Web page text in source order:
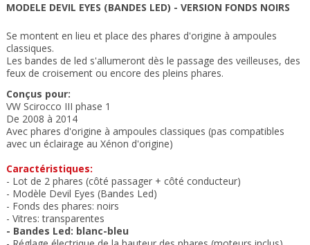
MODELE DEVIL EYES (BANDES LED) - VERSION FONDS NOIRS
Se montent en lieu et place des phares d'origine à ampoules
classiques.
Les bandes de led s'allumeront dès le passage des veilleuses, des
feux de croisement ou encore des pleins phares.
Conçus pour:
VW Scirocco III phase 1
De 2008 à 2014
Avec phares d'origine à ampoules classiques (pas compatibles
avec un éclairage au Xénon d'origine)
Caractéristiques:
- Lot de 2 phares (côté passager + côté conducteur)
- Modèle Devil Eyes (Bandes Led)
- Fonds des phares: noirs
- Vitres: transparentes
- Bandes Led: blanc-bleu